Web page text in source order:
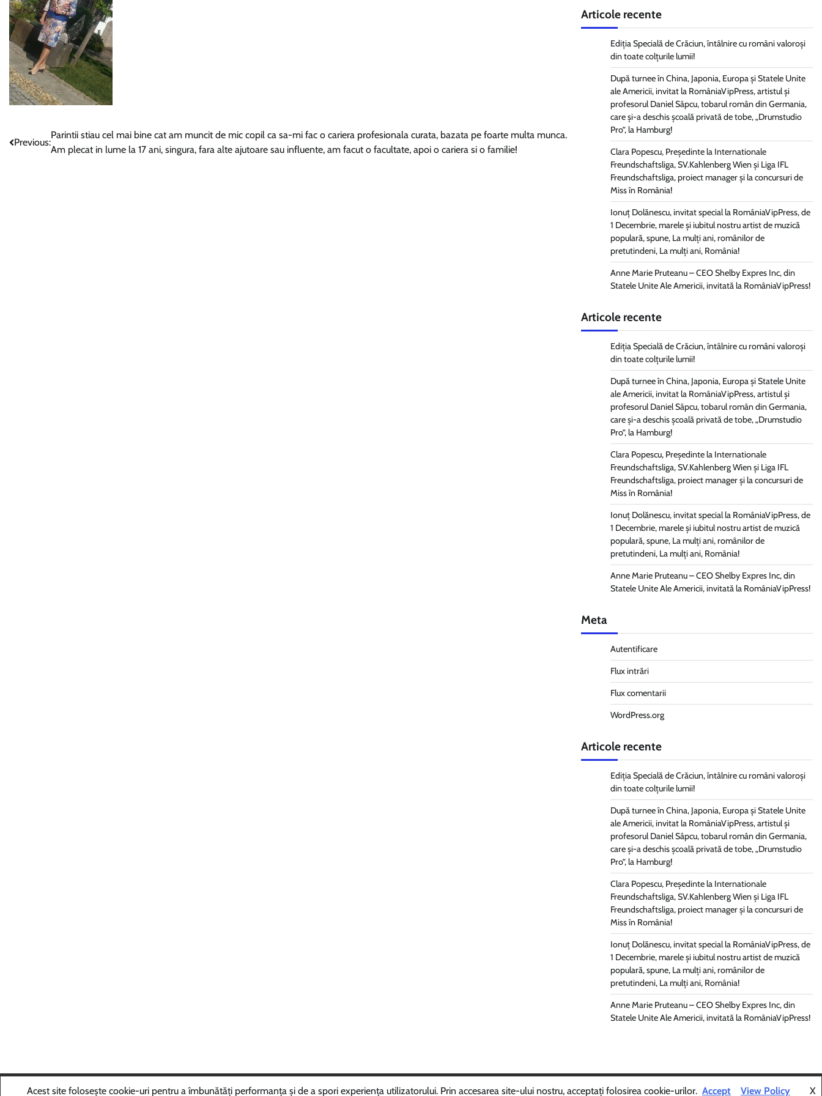
Navigare
Previous:
Parintii stiau cel mai bine cat am muncit de mic copil ca sa-mi fac o cariera profesionala curata, bazata pe foarte multa munca.
Am plecat in lume la 17 ani, singura, fara alte ajutoare sau influente, am facut o facultate, apoi o cariera si o familie!
Articole recente
Ediția Specială de Crăciun, întâlnire cu români valoroși
din toate colțurile lumii!
După turnee în China, Japonia, Europa și Statele Unite
ale Americii, invitat la RomâniaVipPress, artistul și
profesorul Daniel Sâpcu, tobarul român din Germania,
care și-a deschis școală privată de tobe, „Drumstudio
Pro”, la Hamburg!
Clara Popescu, Președinte la Internationale
Freundschaftsliga, SV.Kahlenberg Wien şi Liga IFL
Freundschaftsliga, proiect manager și la concursuri de
Miss în România!
Ionuț Dolănescu, invitat special la RomâniaVipPress, de
1 Decembrie, marele și iubitul nostru artist de muzică
populară, spune, La mulți ani, românilor de
pretutindeni, La mulți ani, România!
Anne Marie Pruteanu – CEO Shelby Expres Inc, din
Statele Unite Ale Americii, invitată la RomâniaVipPress!
Articole recente
Ediția Specială de Crăciun, întâlnire cu români valoroși
din toate colțurile lumii!
După turnee în China, Japonia, Europa și Statele Unite
ale Americii, invitat la RomâniaVipPress, artistul și
profesorul Daniel Sâpcu, tobarul român din Germania,
care și-a deschis școală privată de tobe, „Drumstudio
Pro”, la Hamburg!
Clara Popescu, Președinte la Internationale
Freundschaftsliga, SV.Kahlenberg Wien şi Liga IFL
Freundschaftsliga, proiect manager și la concursuri de
Miss în România!
Ionuț Dolănescu, invitat special la RomâniaVipPress, de
1 Decembrie, marele și iubitul nostru artist de muzică
populară, spune, La mulți ani, românilor de
pretutindeni, La mulți ani, România!
Anne Marie Pruteanu – CEO Shelby Expres Inc, din
Statele Unite Ale Americii, invitată la RomâniaVipPress!
Meta
Autentificare
Flux intrări
Flux comentarii
WordPress.org
Articole recente
Ediția Specială de Crăciun, întâlnire cu români valoroși
din toate colțurile lumii!
După turnee în China, Japonia, Europa și Statele Unite
ale Americii, invitat la RomâniaVipPress, artistul și
profesorul Daniel Sâpcu, tobarul român din Germania,
care și-a deschis școală privată de tobe, „Drumstudio
Pro”, la Hamburg!
Clara Popescu, Președinte la Internationale
Freundschaftsliga, SV.Kahlenberg Wien şi Liga IFL
Freundschaftsliga, proiect manager și la concursuri de
Miss în România!
Ionuț Dolănescu, invitat special la RomâniaVipPress, de
1 Decembrie, marele și iubitul nostru artist de muzică
populară, spune, La mulți ani, românilor de
pretutindeni, La mulți ani, România!
Anne Marie Pruteanu – CEO Shelby Expres Inc, din
Statele Unite Ale Americii, invitată la RomâniaVipPress!
Copyright © 2025ROMÂNIAVIPPRESSTheme: Random News ByAdore Themes.
Acest site folosește cookie-uri pentru a îmbunătăți performanța și de a spori experiența utilizatorului. Prin accesarea site-ului nostru, acceptați folosirea cookie-urilor. X
Accept View Policy